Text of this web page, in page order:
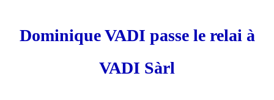
Dominique VADI passe le relai à
VADI Sàrl